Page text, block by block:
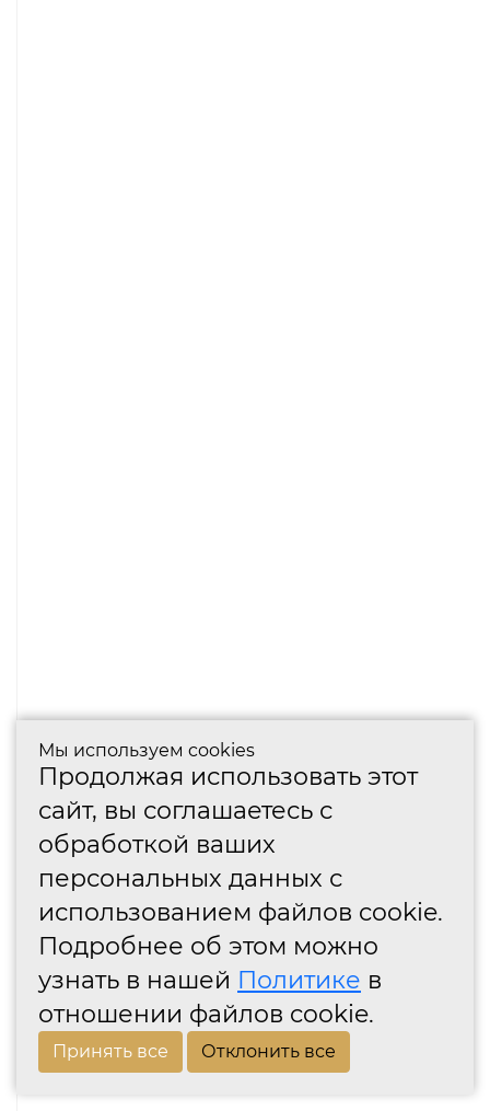
Мы используем cookies
Продолжая использовать этот
сайт, вы соглашаетесь с
обработкой ваших
персональных данных с
использованием файлов cookie.
Подробнее об этом можно
узнать в нашей Политике в
отношении файлов cookie.
Принять все Отклонить все